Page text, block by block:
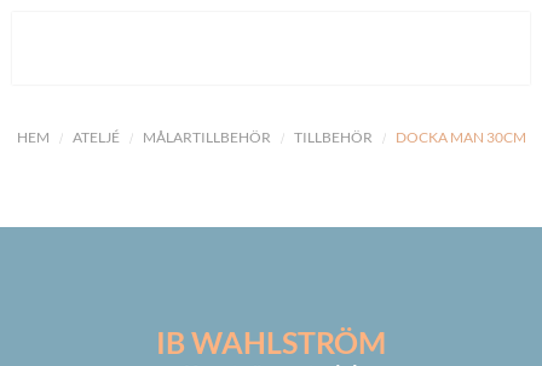
HEM ATELJÉ MÅLARTILLBEHÖR TILLBEHÖR DOCKA MAN 30CM
IB WAHLSTRÖM